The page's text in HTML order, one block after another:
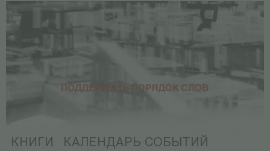
КНИГИ
КАЛЕНДАРЬ СОБЫТИЙ